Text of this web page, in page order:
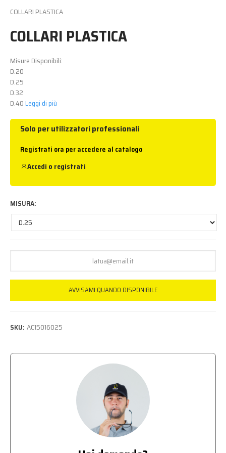
COLLARI PLASTICA
COLLARI PLASTICA
Misure Disponibili:
D.20
D.25
D.32
D.40Leggi di più
Solo per utilizzatori professionali
Registrati ora per accedere al catalogo
Accedi o registrati
MISURA
AVVISAMI QUANDO DISPONIBILE
SKU: AC15016025